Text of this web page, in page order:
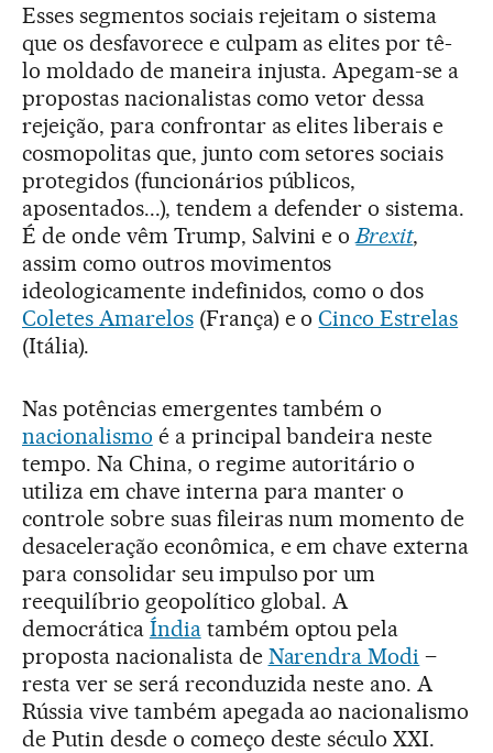
Esses segmentos sociais rejeitam o sistema
que os desfavorece e culpam as elites por tê-
lo moldado de maneira injusta. Apegam-se a
propostas nacionalistas como vetor dessa
rejeição, para confrontar as elites liberais e
cosmopolitas que, junto com setores sociais
protegidos (funcionários públicos,
aposentados...), tendem a defender o sistema.
É de onde vêm Trump, Salvini e o Brexit,
assim como outros movimentos
ideologicamente indefinidos, como o dos
Coletes Amarelos(França) e oCinco Estrelas
(Itália).
Nas potências emergentes também o
nacionalismo é a principal bandeira neste
tempo. Na China, o regime autoritário o
utiliza em chave interna para manter o
controle sobre suas fileiras num momento de
desaceleração econômica, e em chave externa
para consolidar seu impulso por um
reequilíbrio geopolítico global. A
democrática Índiatambém optou pela
proposta nacionalista de Narendra Modi –
resta ver se será reconduzida neste ano. A
Rússia vive também apegada ao nacionalismo
de Putin desde o começo deste século XXI.